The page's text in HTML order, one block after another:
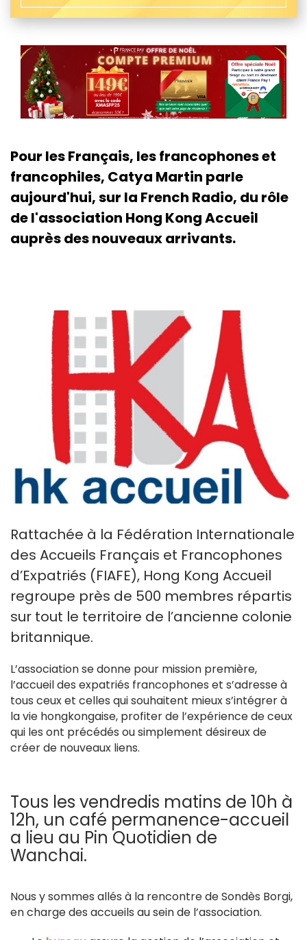
Pour les Français, les francophones et
francophiles, Catya Martin parle
aujourd'hui, sur la French Radio, du rôle
de l'association Hong Kong Accueil
auprès des nouveaux arrivants.
Rattachée à la Fédération Internationale
des Accueils Français et Francophones
d’Expatriés (FIAFE), Hong Kong Accueil
regroupe près de 500 membres répartis
sur tout le territoire de l’ancienne colonie
britannique.
L’association se donne pour mission première,
l’accueil des expatriés francophones et s’adresse à
tous ceux et celles qui souhaitent mieux s’intégrer à
la vie hongkongaise, profiter de l’expérience de ceux
qui les ont précédés ou simplement désireux de
créer de nouveaux liens.
Tous les vendredis matins de 10h à
12h, un café permanence-accueil
a lieu au Pin Quotidien de
Wanchai.
Nous y sommes allés à la rencontre de Sondès Borgi,
en charge des accueils au sein de l’association.